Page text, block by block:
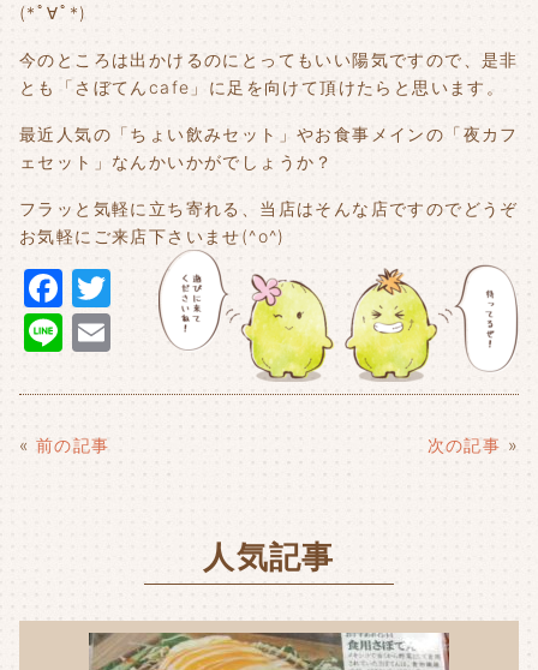
(*ﾟ∀ﾟ*)
今のところは出かけるのにとってもいい陽気ですので、是非
とも「さぼてんcafe」に足を向けて頂けたらと思います。
最近人気の「ちょい飲みセット」やお食事メインの「夜カフ
ェセット」なんかいかがでしょうか？
フラッと気軽に立ち寄れる、当店はそんな店ですのでどうぞ
お気軽にご来店下さいませ(^o^)
F
a
c
e
b
t
Li
e ai
« 前の記事 次の記事 »
人気記事